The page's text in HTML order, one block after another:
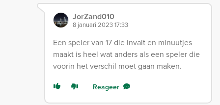
JorZand010
8 januari 2023 17:33
Een speler van 17 die invalt en minuutjes
maakt is heel wat anders als een speler die
voorin het verschil moet gaan maken.
Reageer